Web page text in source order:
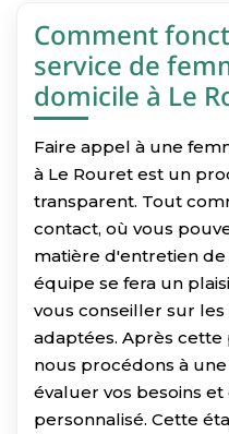
Comment
service de
domicile à Le
Faire appel à une
à Le Rouret est un
transparent. Tout
contact, où vous
matière d'entretien
équipe se fera un
vous conseiller sur
adaptées. Après cette
nous procédons à
évaluer vos besoins
personnalisé. Cette